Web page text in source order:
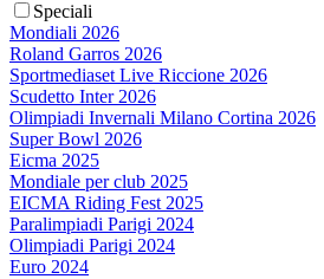
Speciali
Mondiali 2026
Roland Garros 2026
Sportmediaset Live Riccione 2026
Scudetto Inter 2026
Olimpiadi Invernali Milano Cortina 2026
Super Bowl 2026
Eicma 2025
Mondiale per club 2025
EICMA Riding Fest 2025
Paralimpiadi Parigi 2024
Olimpiadi Parigi 2024
Euro 2024